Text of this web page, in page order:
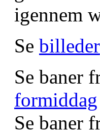
igennem
Se billeder
Se baner
formiddag
Se baner